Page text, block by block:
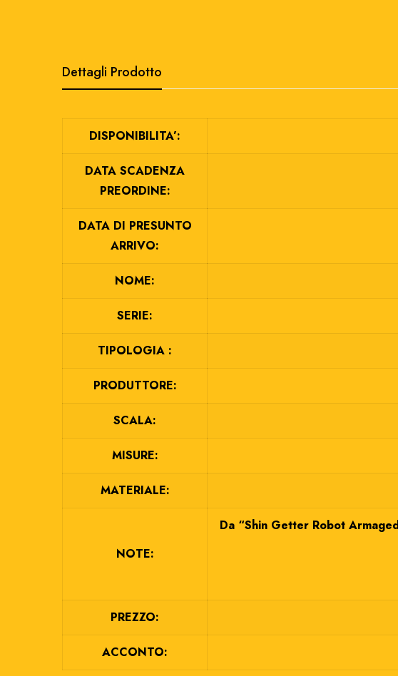
Dettagli Prodotto
DISPONIBILITA’:
DATA SCADENZA
PREORDINE:
DATA DI PRESUNTO
ARRIVO:
NOME:
SERIE:
TIPOLOGIA :
PRODUTTORE:
SCALA:
MISURE:
MATERIALE:
NOTE:
Da “Shin Getter Robot
PREZZO:
ACCONTO: